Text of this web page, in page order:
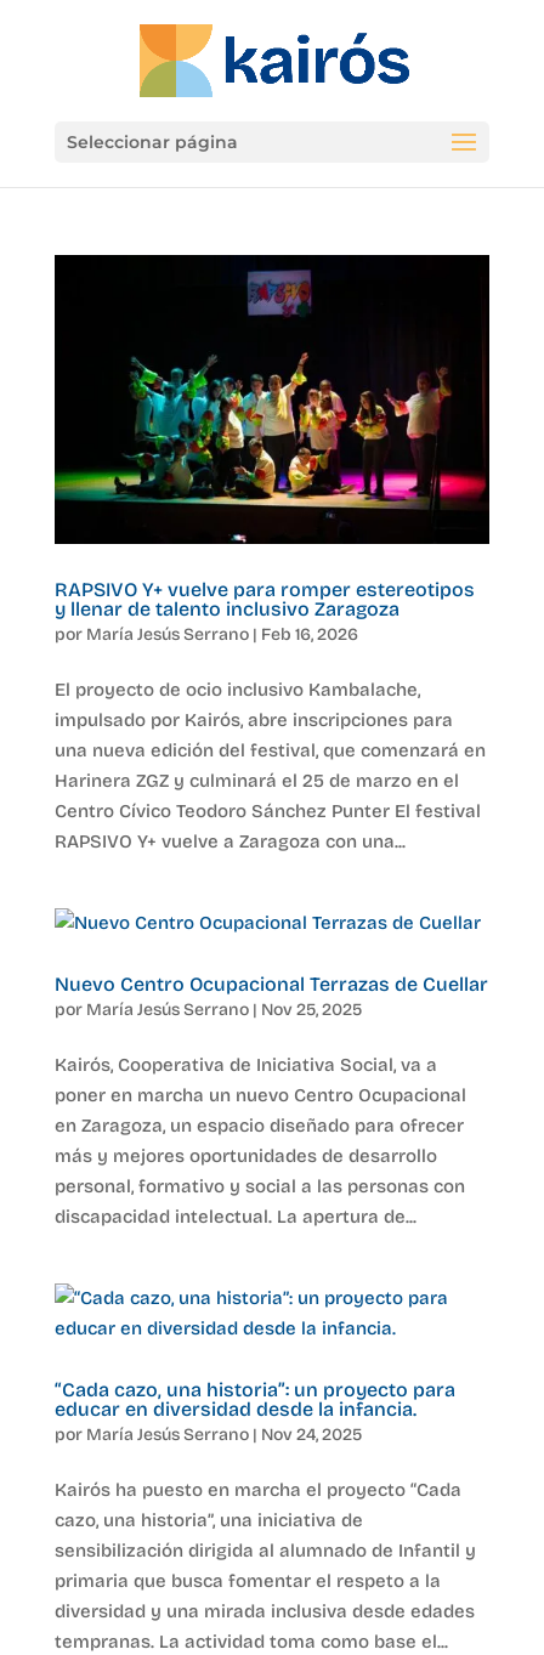
Seleccionar página
RAPSIVO Y+ vuelve para romper estereotipos
y llenar de talento inclusivo Zaragoza
por María Jesús Serrano| Feb 16, 2026
El proyecto de ocio inclusivo Kambalache,
impulsado por Kairós, abre inscripciones para
una nueva edición del festival, que comenzará en
Harinera ZGZ y culminará el 25 de marzo en el
Centro Cívico Teodoro Sánchez Punter El festival
RAPSIVO Y+ vuelve a Zaragoza con una...
Nuevo Centro Ocupacional Terrazas de Cuellar
por María Jesús Serrano| Nov 25, 2025
Kairós, Cooperativa de Iniciativa Social, va a
poner en marcha un nuevo Centro Ocupacional
en Zaragoza, un espacio diseñado para ofrecer
más y mejores oportunidades de desarrollo
personal, formativo y social a las personas con
discapacidad intelectual. La apertura de...
“Cada cazo, una historia”: un proyecto para
educar en diversidad desde la infancia.
por María Jesús Serrano| Nov 24, 2025
Kairós ha puesto en marcha el proyecto “Cada
cazo, una historia”, una iniciativa de
sensibilización dirigida al alumnado de Infantil y
primaria que busca fomentar el respeto a la
diversidad y una mirada inclusiva desde edades
tempranas. La actividad toma como base el...